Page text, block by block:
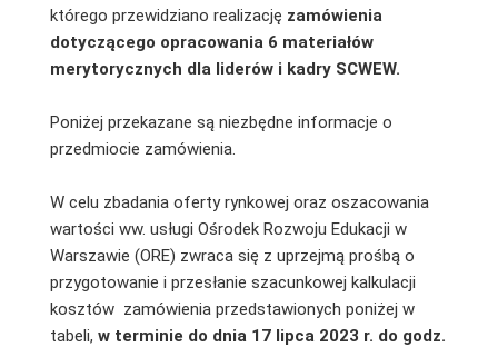
którego przewidziano realizację zamówienia
dotyczącego opracowania 6 materiałów
merytorycznych dla liderów i kadry SCWEW.
Poniżej przekazane są niezbędne informacje o
przedmiocie zamówienia.
W celu zbadania oferty rynkowej oraz oszacowania
wartości ww. usługi Ośrodek Rozwoju Edukacji w
Warszawie (ORE) zwraca się z uprzejmą prośbą o
przygotowanie i przesłanie szacunkowej kalkulacji
kosztów zamówienia przedstawionych poniżej w
tabeli, w terminie do dnia 17 lipca 2023 r. do godz.